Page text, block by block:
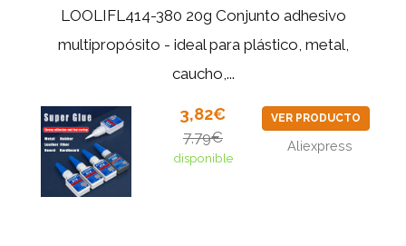
LOOLIFL414-380 20g Conjunto adhesivo
multipropósito - ideal para plástico, metal,
caucho,...
3,82€
7,79€
disponible
VER PRODUCTO
Aliexpress